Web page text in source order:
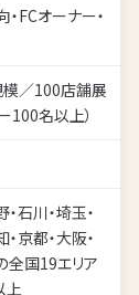
FCオーナー・
模／100店舗展
100名以上）
石川・埼玉・
京都・大阪・
全国19エリア
上